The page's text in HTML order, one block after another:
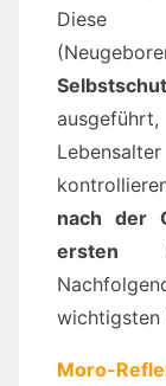
nach der
ersten
wichtigsten
Moro-